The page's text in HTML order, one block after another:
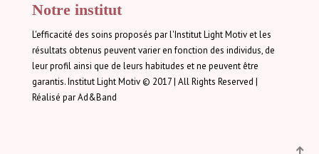
Notre institut
L'efficacité des soins proposés par l'Institut Light Motiv et les
résultats obtenus peuvent varier en fonction des individus, de
leur profil ainsi que de leurs habitudes et ne peuvent être
garantis. Institut Light Motiv © 2017 | All Rights Reserved |
Réalisé par Ad&Band